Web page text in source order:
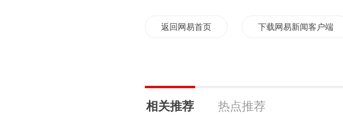
返回网易首页 下载网易新闻客户端
相关推荐 热点推荐